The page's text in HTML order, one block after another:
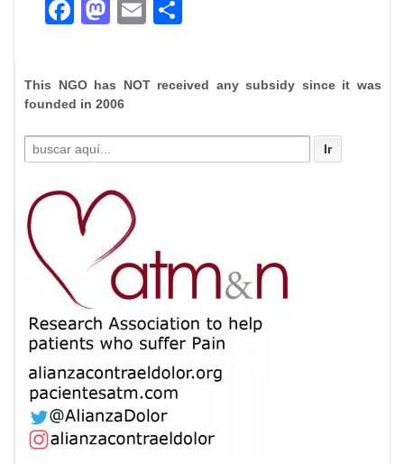
Facebook
Mastodon
Email
This NGO has NOT received any subsidy since it was
founded in 2006
Buscar
por: